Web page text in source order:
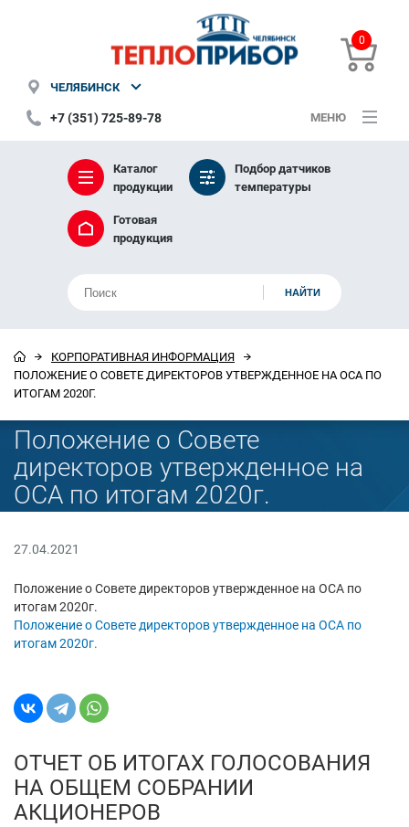
ЧЕЛЯБИНСК
+7 (351) 725-89-78 МЕНЮ
0
Каталог
продукции
Подбор датчиков
температуры
Готовая
продукция
КОРПОРАТИВНАЯ ИНФОРМАЦИЯ
ПОЛОЖЕНИЕ О СОВЕТЕ ДИРЕКТОРОВ УТВЕРЖДЕННОЕ НА ОСА ПО
ИТОГАМ 2020Г.
Положение о Совете
директоров утвержденное на
ОСА по итогам 2020г.
27.04.2021
Положение о Совете директоров утвержденное на ОСА по
итогам 2020г.
Положение о Совете директоров утвержденное на ОСА по
итогам 2020г.
ОТЧЕТ ОБ ИТОГАХ ГОЛОСОВАНИЯ
НА ОБЩЕМ СОБРАНИИ
АКЦИОНЕРОВ